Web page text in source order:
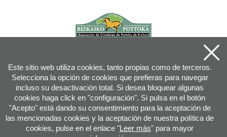
Este sitio web utiliza cookies, tanto propias como de terceros.
Selecciona la opción de cookies que prefieras para navegar
incluso su desactivación total. Si desea bloquear algunas
cookies haga click en "configuración". Si pulsa en el botón
"Acepto" está dando su consentimiento para la aceptación de
las mencionadas cookies y la aceptación de nuestra política de
cookies, pulse en el enlace "Leer más" para mayor